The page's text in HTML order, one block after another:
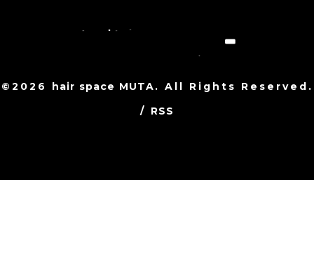
©2026 hair space MUTA. All Rights Reserved.
/ RSS